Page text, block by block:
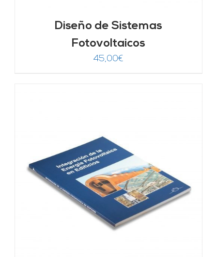
Diseño de Sistemas
Fotovoltaicos
45,00€